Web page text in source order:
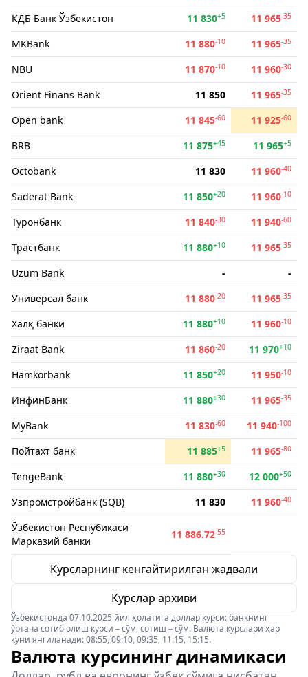
КДБ Банк Ўзбекистон 11 830+5 11 965-35
MKBank 11 880-10 11 965-35
NBU 11 870-10 11 960-30
Orient Finans Bank 11 850 11 965-35
Open bank 11 845-60 11 925-60
BRB 11 875+45 11 965+5
Octobank 11 830 11 960-40
Saderat Bank 11 850+20 11 960-10
Туронбанк 11 840-30 11 940-60
Трастбанк 11 880+10 11 965-35
Uzum Bank -
-
Универсал банк
11 880-20 11 965-35
Халқ банки 11 880+10 11 960-10
Ziraat Bank 11 860-20 11 970+10
Hamkorbank 11 850+20 11 950-10
ИнфинБанк 11 880+30 11 965-35
MyBank 11 830-60 11 940-100
Пойтахт банк 11 885+5 11 965-80
TengeBank 11 880+30 12 000+50
Узпромстройбанк (SQB) 11 830 11 960-40
Ўзбекистон Респубикаси
Марказий банки
11 886.72-55
Курсларнинг кенгайтирилган жадвали
Курслар архиви
Ўзбекистонда 07.10.2025 йил ҳолатига доллар курси: банкнинг
ўртача сотиб олиш курси – сўм, сотиш – сўм. Валюта курслари ҳар
куни янгиланади: 08:55, 09:10, 09:35, 11:15, 15:15.
Валюта курсининг динамикаси